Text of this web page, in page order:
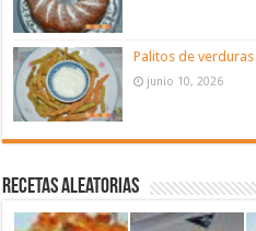
Palitos de
junio 10, 2026
Recetas aleatorias